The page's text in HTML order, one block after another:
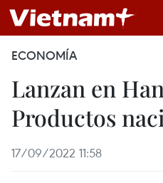
ECONOMÍA
Lanzan en
Productos
17/09/2022 11:58